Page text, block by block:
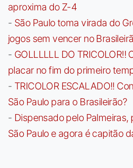
aproxima do Z-4
- São Paulo toma virada do
jogos sem vencer no
- GOLLLLLL DO TRICOLOR!!
placar no fim do primeiro
- TRICOLOR ESCALADO!!
São Paulo para o Brasileirão?
- Dispensado pelo Palmeiras,
São Paulo e agora é capitão